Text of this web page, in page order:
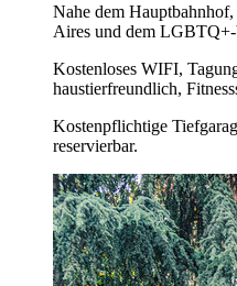
Nahe dem
Aires und dem
Kostenloses WIFI,
haustierfreundlich,
Kostenpflichtige
reservierbar.